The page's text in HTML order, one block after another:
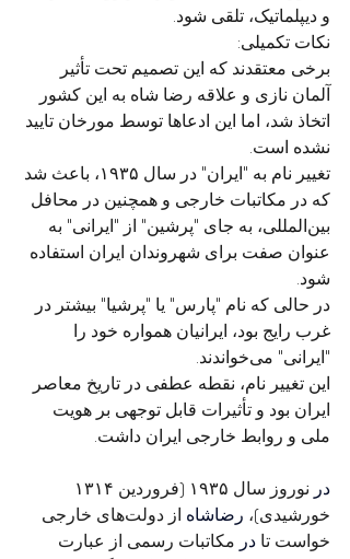
و دیپلماتیک، تلقی شود.
نکات تکمیلی:
برخی معتقدند که این تصمیم تحت تأثیر
آلمان نازی و علاقه رضا شاه به این کشور
اتخاذ شد، اما این ادعاها توسط مورخان تایید
نشده است.
تغییر نام به "ایران" در سال ۱۹۳۵، باعث شد
که در مکاتبات خارجی و همچنین در محافل
بین‌المللی، به جای "پرشین" از "ایرانی" به
عنوان صفت برای شهروندان ایران استفاده
شود.
در حالی که نام "پارس" یا "پرشیا" بیشتر در
غرب رایج بود، ایرانیان همواره خود را
"ایرانی" می‌خواندند.
این تغییر نام، نقطه عطفی در تاریخ معاصر
ایران بود و تأثیرات قابل توجهی بر هویت
ملی و روابط خارجی ایران داشت.
در
خورشیدی)، رضاشاه
از دولت‌های خارجی
خواست تا در مکاتبات رسمی از عبارت